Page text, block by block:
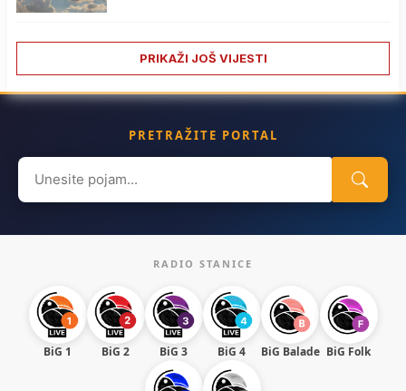
PRIKAŽI JOŠ VIJESTI
PRETRAŽITE PORTAL
Search
for:
RADIO STANICE
BiG 1 BiG 2 BiG 3 BiG 4 BiG Balade BiG Folk